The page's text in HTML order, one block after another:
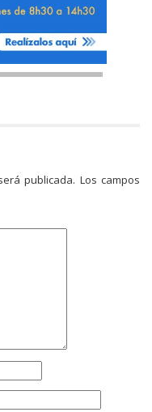
publicada. Los campos